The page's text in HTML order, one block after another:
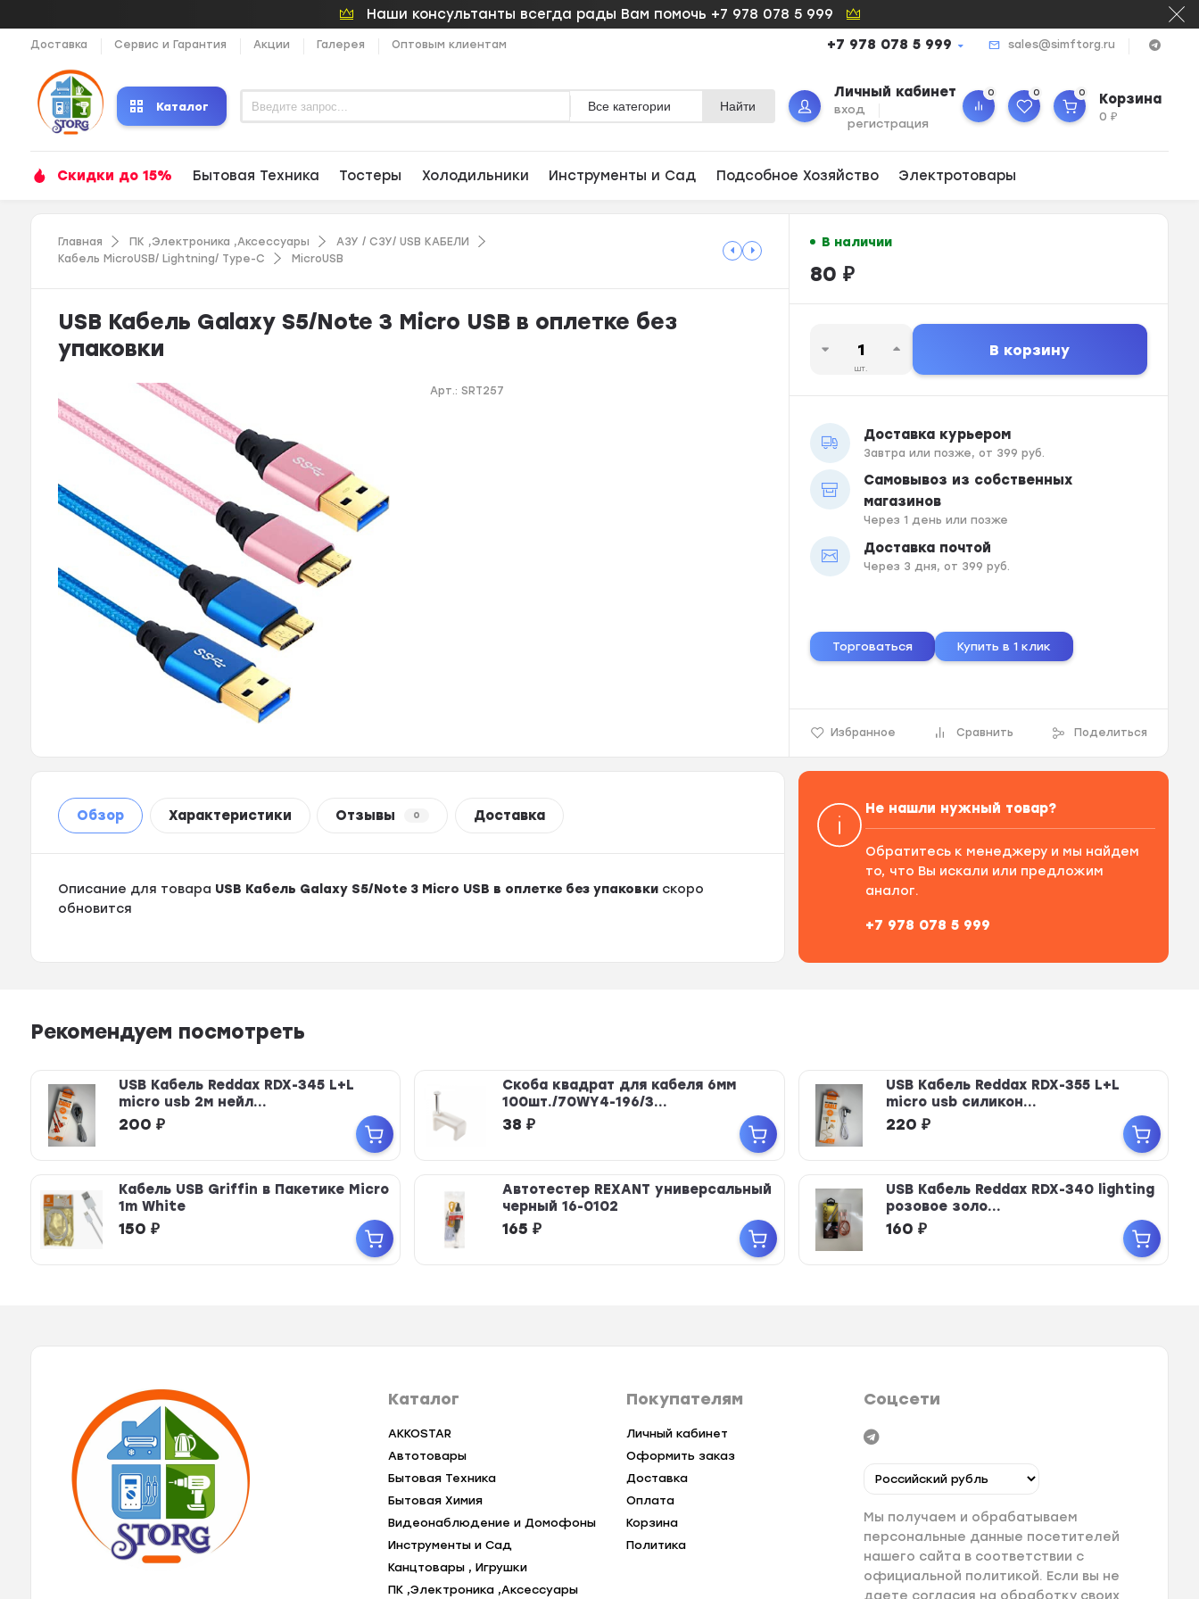
Наши консультанты всегда рады Вам помочь +7 978 078 5 999
Доставка Сервис и Гарантия Акции Галерея Оптовым клиентам +7 978 078 5 999 sales@simftorg.ru
Каталог Все категории Найти
Личный кабинет
вход
регистрация
0 0 0 Корзина
0₽
Скидки до 15% Бытовая Техника Тостеры Холодильники Инструменты и Сад Подсобное Хозяйство Электротовары
Главная ПК ,Электроника ,Аксессуары
АЗУ / СЗУ/ USB KAБЕЛИ
Кабель MicroUSB/ Lightning/ Type-C
MicroUSB
USB Кабель Galaxy S5/Note 3 Micro USB в оплетке без
упаковки
Арт.:SRT257
В наличии
80 ₽
шт.
В корзину
Доставка курьером
Завтра или позже, от 399 руб.
Самовывоз из собственных
магазинов
Через 1 день или позже
Доставка почтой
Через 3 дня, от 399 руб.
Избранное Сравнить Поделиться
Торговаться Купить в 1 клик
Обзор Характеристики Отзывы 0 Доставка
Описание для товара USB Кабель Galaxy S5/Note 3 Micro USB в оплетке без упаковки скоро
обновится
Не нашли нужный товар?
Обратитесь к менеджеру и мы найдем
то, что Вы искали или предложим
аналог.
+7 978 078 5 999
Рекомендуем посмотреть
USB Кабель Reddax RDX-345 L+L
micro usb 2м нейл...
200 ₽
Скоба квадрат для кабеля 6мм
100шт./70WY4-196/3...
38 ₽
USB Кабель Reddax RDX-355 L+L
micro usb силикон...
220 ₽
Кабель USB Griffin в Пакетике Micro
1m White
150 ₽
Автотестер REXANT универсальный
черный 16-0102
165 ₽
USB Кабель Reddax RDX-340 lighting
розовое золо...
160 ₽
Каталог
AKKOSTAR
Автотовары
Бытовая Техника
Бытовая Химия
Видеонаблюдение и Домофоны
Инструменты и Сад
Канцтовары , Игрушки
ПК ,Электроника ,Аксессуары
Покупателям
Личный кабинет
Оформить заказ
Доставка
Оплата
Корзина
Политика
Соцсети
Мы получаем и обрабатываем
персональные данные посетителей
нашего сайта в соответствии с
официальной политикой. Если вы не
даете согласия на обработку своих